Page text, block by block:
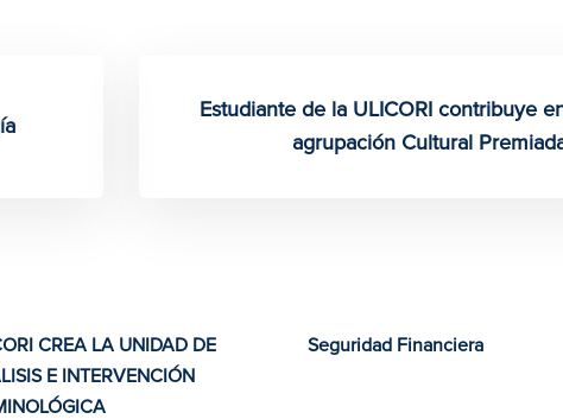
Estudiante de la ULICORI contribuye
agrupación Cultural
CREA LA UNIDAD DE
E INTERVENCIÓN
​​Seguridad Financiera​